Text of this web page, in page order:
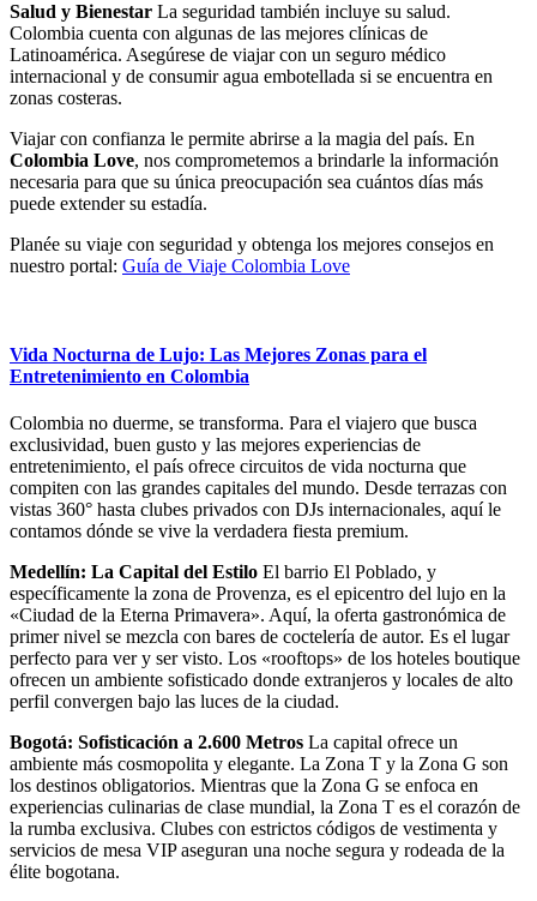
Salud y Bienestar La seguridad también incluye su salud.
Colombia cuenta con algunas de las mejores clínicas de
Latinoamérica. Asegúrese de viajar con un seguro médico
internacional y de consumir agua embotellada si se encuentra en
zonas costeras.
Viajar con confianza le permite abrirse a la magia del país. En
Colombia Love, nos comprometemos a brindarle la información
necesaria para que su única preocupación sea cuántos días más
puede extender su estadía.
Planée su viaje con seguridad y obtenga los mejores consejos en
nuestro portal: Guía de Viaje Colombia Love
Vida Nocturna de Lujo: Las Mejores Zonas para el
Entretenimiento en Colombia
Colombia no duerme, se transforma. Para el viajero que busca
exclusividad, buen gusto y las mejores experiencias de
entretenimiento, el país ofrece circuitos de vida nocturna que
compiten con las grandes capitales del mundo. Desde terrazas con
vistas 360° hasta clubes privados con DJs internacionales, aquí le
contamos dónde se vive la verdadera fiesta premium.
Medellín: La Capital del Estilo El barrio El Poblado, y
específicamente la zona de Provenza, es el epicentro del lujo en la
«Ciudad de la Eterna Primavera». Aquí, la oferta gastronómica de
primer nivel se mezcla con bares de coctelería de autor. Es el lugar
perfecto para ver y ser visto. Los «rooftops» de los hoteles boutique
ofrecen un ambiente sofisticado donde extranjeros y locales de alto
perfil convergen bajo las luces de la ciudad.
Bogotá: Sofisticación a 2.600 Metros La capital ofrece un
ambiente más cosmopolita y elegante. La Zona T y la Zona G son
los destinos obligatorios. Mientras que la Zona G se enfoca en
experiencias culinarias de clase mundial, la Zona T es el corazón de
la rumba exclusiva. Clubes con estrictos códigos de vestimenta y
servicios de mesa VIP aseguran una noche segura y rodeada de la
élite bogotana.